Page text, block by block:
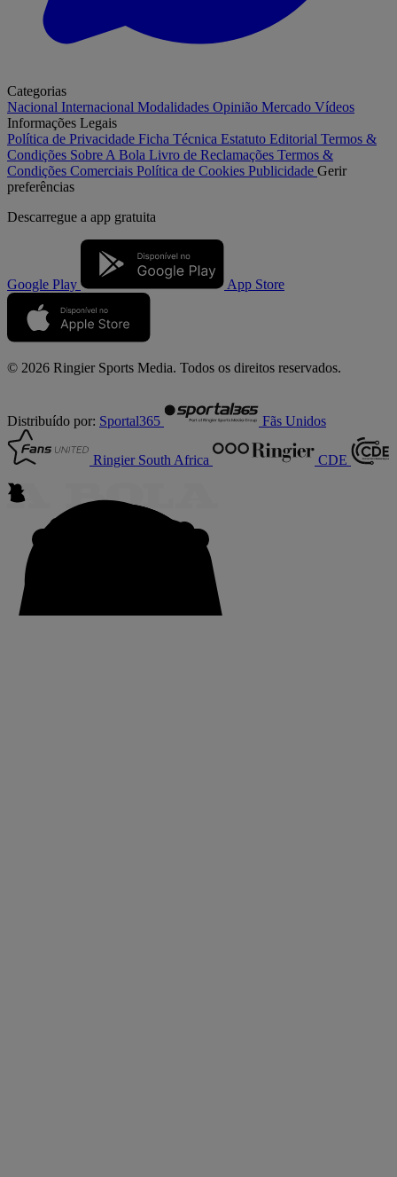
Categorias
Nacional Internacional Modalidades Opinião Mercado Vídeos
Informações Legais
Política de Privacidade Ficha Técnica Estatuto Editorial Termos &
Condições Sobre A Bola Livro de Reclamações Termos &
Condições Comerciais Política de Cookies Publicidade Gerir
preferências
Descarregue a app gratuita
Google Play App Store
© 2026 Ringier Sports Media. Todos os direitos reservados.
Distribuído por: Sportal365 Fãs Unidos
Ringier South Africa CDE